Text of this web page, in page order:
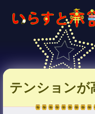
テンションが